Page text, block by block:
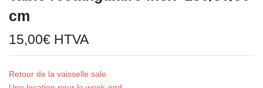
cm
15,00€ HTVA
Retour de la vaisselle sale